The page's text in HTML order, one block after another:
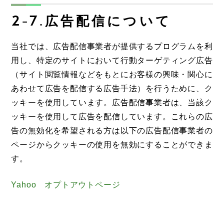
2-7.広告配信について
当社では、広告配信事業者が提供するプログラムを利
用し、特定のサイトにおいて行動ターゲティング広告
（サイト閲覧情報などをもとにお客様の興味・関心に
あわせて広告を配信する広告手法）を行うために、ク
ッキーを使用しています。広告配信事業者は、当該ク
ッキーを使用して広告を配信しています。これらの広
告の無効化を希望される方は以下の広告配信事業者の
ページからクッキーの使用を無効にすることができま
す。
Yahoo オプトアウトページ